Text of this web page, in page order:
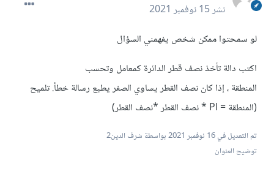
نشر15 نوفمبر 2021
لو سمحتوا ممكن شخص يفهمني السؤال
اكتب دالة تأخذ نصف قطر الدائرة كمعامل وتحسب
المنطقة ، إذا كان نصف القطر يساوي الصفر يطبع رسالة خطأ. تلميح
(المنطقة = PI * نصف القطر *نصف القطر)
تم التعديل في16 نوفمبر 2021
بواسطة شرف الدين2
توضيح العنوان